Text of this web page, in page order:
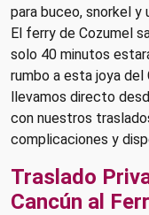
para buceo, snorkel y
El ferry de Cozumel
solo 40 minutos
rumbo a esta joya del
llevamos directo
con nuestros
complicaciones y
Traslado
Cancún al